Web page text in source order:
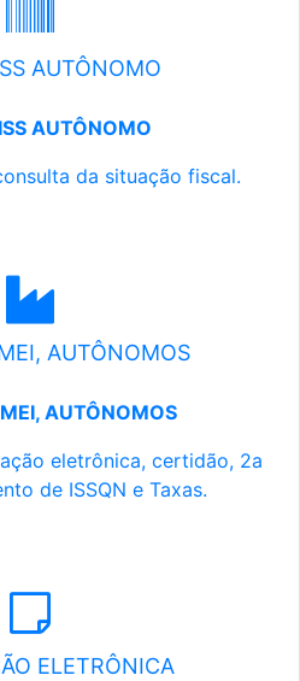
AUTÔNOMO
AUTÔNOMO
da situação fiscal.
AUTÔNOMOS
AUTÔNOMOS
eletrônica, certidão, 2a
de ISSQN e Taxas.
ELETRÔNICA